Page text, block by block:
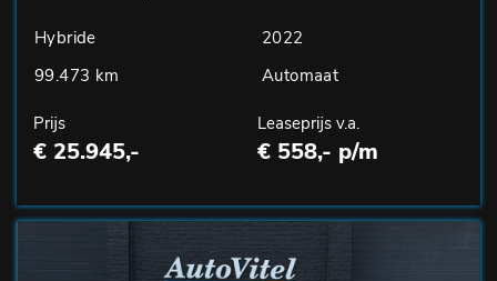
Hybride
2022
99.473 km
Automaat
Prijs
€ 25.945,-
Leaseprijs v.a.
€ 558,- p/m